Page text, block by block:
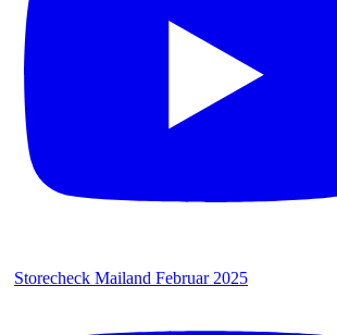
Storecheck Mailand Februar 2025